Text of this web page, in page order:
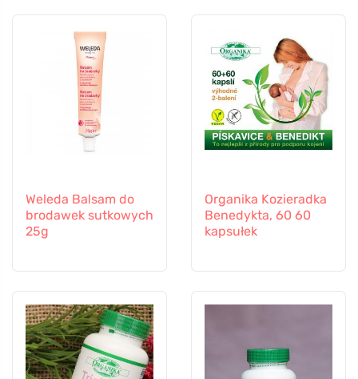
Weleda Balsam do
brodawek sutkowych
25g
Organika Kozieradka
Benedykta, 60 60
kapsułek